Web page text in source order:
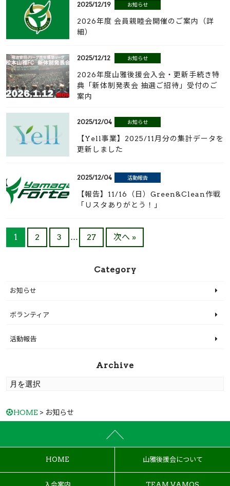
2025/12/19 お知らせ
2026年度 会員親睦会開催のご案内（詳
細）
2025/12/12 お知らせ
2026年度山雅後援会入会・更新手続き特
典「新体制発表会 抽選ご招待」受付のご
案内
2025/12/04 お知らせ
【Yell事業】2025/11月分の集計データを
更新しました
2025/12/04 活動報告
【報告】11/16（日）Green&Clean作戦
「Ｕスタありがとう！」
1 2 3 … 27 次へ »
Category
お知らせ
ボランティア
活動報告
Archive
HOME > お知らせ
HOME 山雅後援会について